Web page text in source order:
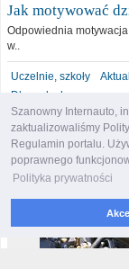
Szanowny Internauto,
zaktualizowaliśmy
Regulamin portalu.
poprawnego
Polityka prywatności
Jak motywować
Odpowiednia
w..
Uczelnie, szkoły
Dla malucha
motoryzacja